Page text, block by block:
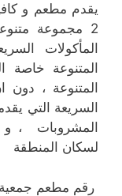
يقدم مطعم و
2 مجموعة
المأكولات
المتنوعة خاصة
المتنوعة ، دون
السريعة التي
المشروبات ، و
لسكان المنطقة
رقم مطعم جمعية